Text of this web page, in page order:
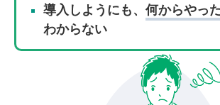
導入しようにも、何からやっ
わからない